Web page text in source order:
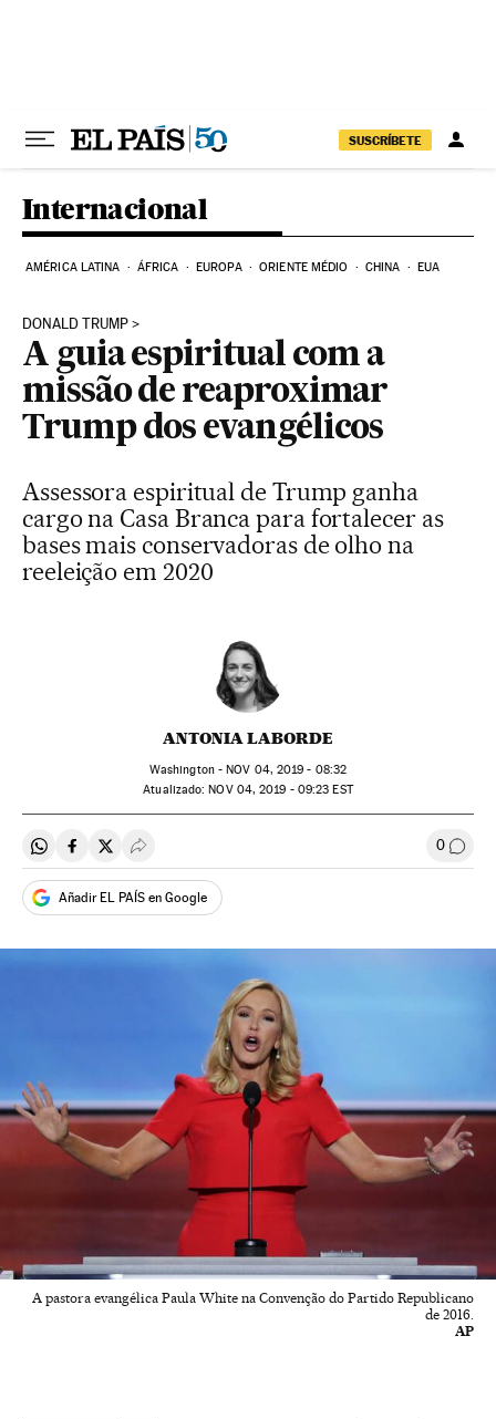
SUSCRÍBETE
Internacional
AMÉRICA LATINA ÁFRICA EUROPA ORIENTE MÉDIO CHINA EUA
DONALD TRUMP
A guia espiritual com a
missão de reaproximar
Trump dos evangélicos
Assessora espiritual de Trump ganha
cargo na Casa Branca para fortalecer as
bases mais conservadoras de olho na
reeleição em 2020
ANTONIA LABORDE
Washington -NOV 04, 2019 - 08:32
atualizado: NOV04, 2019 - 09:23 EST
Compartir en Whatsapp
Compartir en Facebook
Compartir en Twitter
Desplegar Redes Sociales 0
Añadir EL PAÍS en Google
A pastora evangélica Paula White na Convenção do Partido Republicano
de 2016.
AP